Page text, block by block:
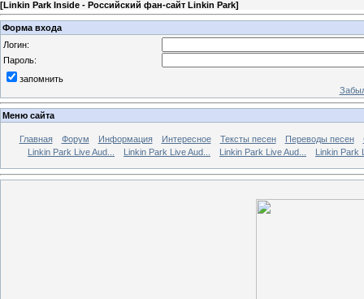
[Linkin Park Inside - Российский фан-сайт Linkin Park]
Форма входа
Логин:
Пароль:
запомнить
Меню сайта
Главная Форум Информация Интересное Тексты песен Переводы песен
Linkin Park Live Aud...
Linkin Park Live Aud... Linkin Park Live Aud... Linkin Park